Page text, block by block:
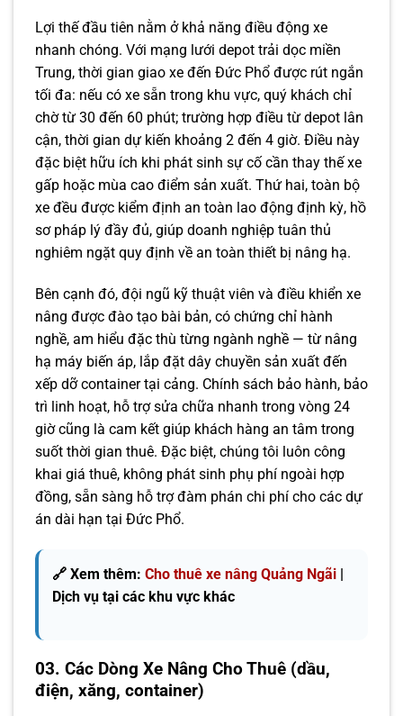
Lợi thế đầu tiên nằm ở khả năng điều động xe
nhanh chóng. Với mạng lưới depot trải dọc miền
Trung, thời gian giao xe đến Đức Phổ được rút ngắn
tối đa: nếu có xe sẵn trong khu vực, quý khách chỉ
chờ từ 30 đến 60 phút; trường hợp điều từ depot lân
cận, thời gian dự kiến khoảng 2 đến 4 giờ. Điều này
đặc biệt hữu ích khi phát sinh sự cố cần thay thế xe
gấp hoặc mùa cao điểm sản xuất. Thứ hai, toàn bộ
xe đều được kiểm định an toàn lao động định kỳ, hồ
sơ pháp lý đầy đủ, giúp doanh nghiệp tuân thủ
nghiêm ngặt quy định về an toàn thiết bị nâng hạ.
Bên cạnh đó, đội ngũ kỹ thuật viên và điều khiển xe
nâng được đào tạo bài bản, có chứng chỉ hành
nghề, am hiểu đặc thù từng ngành nghề — từ nâng
hạ máy biến áp, lắp đặt dây chuyền sản xuất đến
xếp dỡ container tại cảng. Chính sách bảo hành, bảo
trì linh hoạt, hỗ trợ sửa chữa nhanh trong vòng 24
giờ cũng là cam kết giúp khách hàng an tâm trong
suốt thời gian thuê. Đặc biệt, chúng tôi luôn công
khai giá thuê, không phát sinh phụ phí ngoài hợp
đồng, sẵn sàng hỗ trợ đàm phán chi phí cho các dự
án dài hạn tại Đức Phổ.
🔗 Xem thêm: Cho thuê xe nâng Quảng Ngãi |
Dịch vụ tại các khu vực khác
03. Các Dòng Xe Nâng Cho Thuê (dầu,
điện, xăng, container)